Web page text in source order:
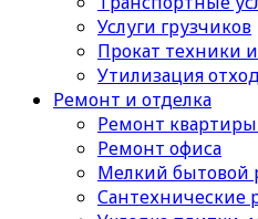
Услуги грузчиков
Прокат техники
Утилизация
Ремонт и отделка
Ремонт
Ремонт офиса
Мелкий бытовой
Сантехнические